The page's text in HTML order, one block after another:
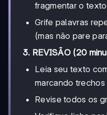
fragmentar o texto
Grife palavras
(mas não pare
3. REVISÃO (20
Leia seu texto
marcando
Revise todos os